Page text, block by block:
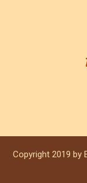
Copyright 2019 by